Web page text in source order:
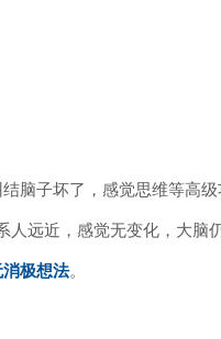
脑子坏了，感觉思维等高
远近，感觉无变化，大脑
极想法。